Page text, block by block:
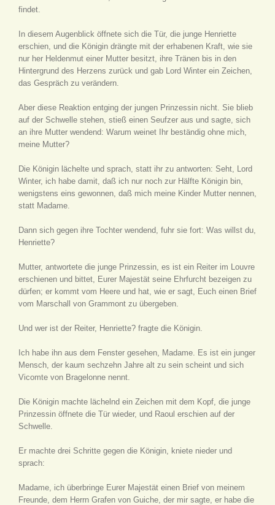
findet.
In diesem Augenblick öffnete sich die Tür, die junge Henriette
erschien, und die Königin drängte mit der erhabenen Kraft, wie sie
nur her Heldenmut einer Mutter besitzt, ihre Tränen bis in den
Hintergrund des Herzens zurück und gab Lord Winter ein Zeichen,
das Gespräch zu verändern.
Aber diese Reaktion entging der jungen Prinzessin nicht. Sie blieb
auf der Schwelle stehen, stieß einen Seufzer aus und sagte, sich
an ihre Mutter wendend: Warum weinet Ihr beständig ohne mich,
meine Mutter?
Die Königin lächelte und sprach, statt ihr zu antworten: Seht, Lord
Winter, ich habe damit, daß ich nur noch zur Hälfte Königin bin,
wenigstens eins gewonnen, daß mich meine Kinder Mutter nennen,
statt Madame.
Dann sich gegen ihre Tochter wendend, fuhr sie fort: Was willst du,
Henriette?
Mutter, antwortete die junge Prinzessin, es ist ein Reiter im Louvre
erschienen und bittet, Eurer Majestät seine Ehrfurcht bezeigen zu
dürfen; er kommt vom Heere und hat, wie er sagt, Euch einen Brief
vom Marschall von Grammont zu übergeben.
Und wer ist der Reiter, Henriette? fragte die Königin.
Ich habe ihn aus dem Fenster gesehen, Madame. Es ist ein junger
Mensch, der kaum sechzehn Jahre alt zu sein scheint und sich
Vicomte von Bragelonne nennt.
Die Königin machte lächelnd ein Zeichen mit dem Kopf, die junge
Prinzessin öffnete die Tür wieder, und Raoul erschien auf der
Schwelle.
Er machte drei Schritte gegen die Königin, kniete nieder und
sprach:
Madame, ich überbringe Eurer Majestät einen Brief von meinem
Freunde, dem Herrn Grafen von Guiche, der mir sagte, er habe die